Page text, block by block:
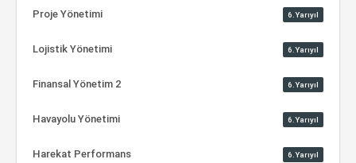
Proje Yönetimi 6.Yarıyıl
Lojistik Yönetimi 6.Yarıyıl
Finansal Yönetim 2 6.Yarıyıl
Havayolu Yönetimi 6.Yarıyıl
Harekat Performans 6.Yarıyıl